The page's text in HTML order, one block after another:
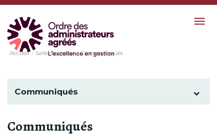
Accueil Salle de presse Communiqués
Communiqués
Communiqués